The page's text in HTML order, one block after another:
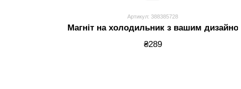
Артикул: 388385728
Магніт на холодильник з вашим дизайном
₴289